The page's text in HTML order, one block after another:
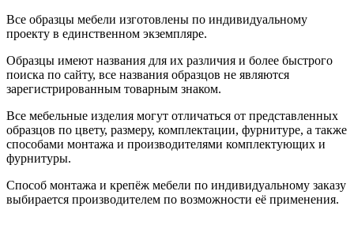
Все образцы мебели изготовлены по индивидуальному
проекту в единственном экземпляре.
Образцы имеют названия для их различия и более быстрого
поиска по сайту, все названия образцов не являются
зарегистрированным товарным знаком.
Все мебельные изделия могут отличаться от представленных
образцов по цвету, размеру, комплектации, фурнитуре, а также
способами монтажа и производителями комплектующих и
фурнитуры.
Способ монтажа и крепёж мебели по индивидуальному заказу
выбирается производителем по возможности её применения.